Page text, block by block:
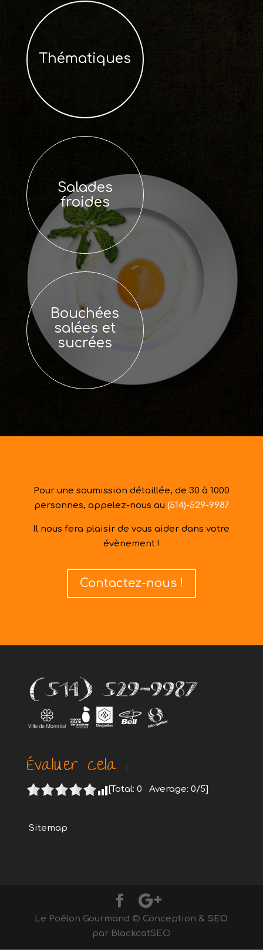
Thématiques
Salades
froides
Bouchées
salées et
sucrées
Pour une soumission détaillée, de 30 à 1000
personnes, appelez-nous au (514)-529-9987
Il nous fera plaisir de vous aider dans votre
évènement !
Contactez-nous !
Évaluer cela :
[Total: 0 Average: 0/5]
Sitemap
Le Poêlon Gourmand © Conception & SEO
par BlackcatSEO